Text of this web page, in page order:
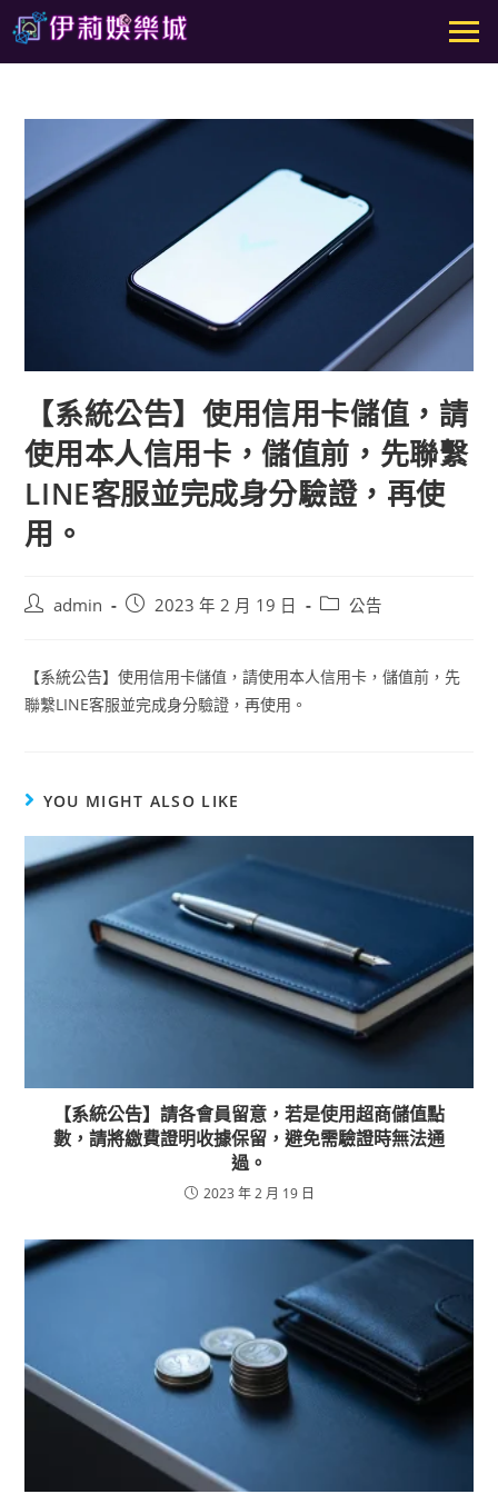
【系統公告】使用信用卡儲值，請
使用本人信用卡，儲值前，先聯繫
LINE客服並完成身分驗證，再使
用。
admin 2023 年 2 月 19 日 公告
【系統公告】使用信用卡儲值，請使用本人信用卡，儲值前，先
聯繫LINE客服並完成身分驗證，再使用。
YOU MIGHT ALSO LIKE
【系統公告】請各會員留意，若是使用超商儲值點
數，請將繳費證明收據保留，避免需驗證時無法通
過。
2023 年 2 月 19 日